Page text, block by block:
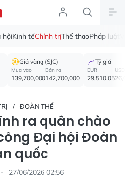
hộiKinh tếChính trịThể thaoPháp luật
Giá vàng (SJC)
Mua vào
139,700,000
Bán ra
142,700,000
Tỷ giá
EUR
29,510.05
USD
ĐOÀN THỂ
ra quân chào
Đại hội Đoàn
quốc
27/06/2026 02:56